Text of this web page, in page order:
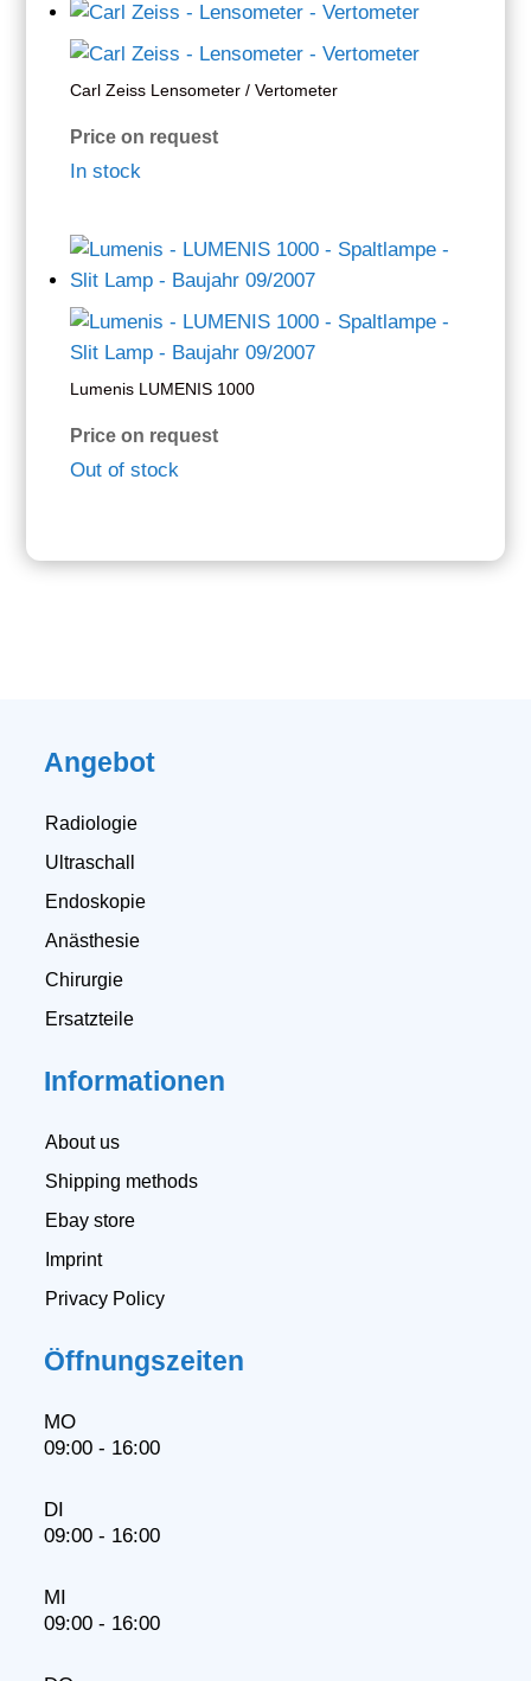
Carl Zeiss Lensometer / Vertometer
Price on request
In stock
Lumenis LUMENIS 1000
Price on request
Out of stock
Angebot
Radiologie
Ultraschall
Endoskopie
Anästhesie
Chirurgie
Ersatzteile
Informationen
About us
Shipping methods
Ebay store
Imprint
Privacy Policy
Öffnungszeiten
MO
09:00 - 16:00
DI
09:00 - 16:00
MI
09:00 - 16:00